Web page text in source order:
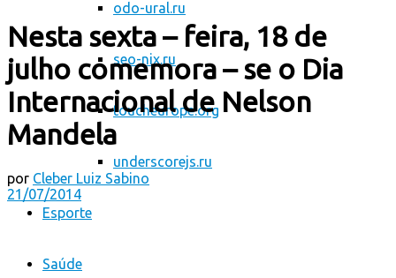
odo-ural.ru
seo-nix.ru
toucheurope.org
underscorejs.ru
Esporte
Saúde
Nesta sexta – feira, 18 de
julho comemora – se o Dia
Internacional de Nelson
Mandela
por Cleber Luiz Sabino
21/07/2014